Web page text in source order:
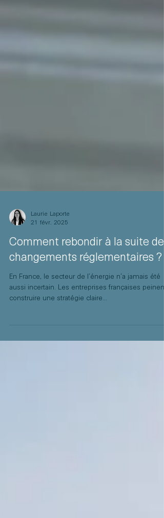
Laurie Laporte
21 févr. 2025
Comment rebondir à la suite de
changements réglementaires ?
construire une stratégie claire...